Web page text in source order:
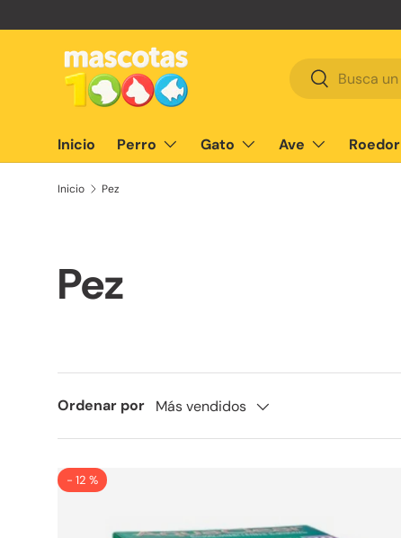
Buscar
Buscar
Inicio Perro Gato Ave Roedor
Inicio Pez
Pez
Ordenar por Más vendidos
- 12 %